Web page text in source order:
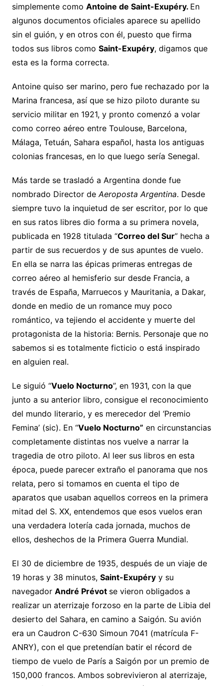
simplemente como Antoine de Saint-Exupéry. En
algunos documentos oficiales aparece su apellido
sin el guión, y en otros con él, puesto que firma
todos sus libros como Saint-Exupéry, digamos que
esta es la forma correcta.
Antoine quiso ser marino, pero fue rechazado por la
Marina francesa, así que se hizo piloto durante su
servicio militar en 1921, y pronto comenzó a volar
como correo aéreo entre Toulouse, Barcelona,
Málaga, Tetuán, Sahara español, hasta los antiguas
colonias francesas, en lo que luego sería Senegal.
Más tarde se trasladó a Argentina donde fue
nombrado Director deAeroposta Argentina. Desde
siempre tuvo la inquietud de ser escritor, por lo que
en sus ratos libres dio forma a su primera novela,
publicada en 1928 titulada “Correo del Sur” hecha a
partir de sus recuerdos y de sus apuntes de vuelo.
En ella se narra las épicas primeras entregas de
correo aéreo al hemisferio sur desde Francia, a
través de España, Marruecos y Mauritania, a Dakar,
donde en medio de un romance muy poco
romántico, va tejiendo el accidente y muerte del
protagonista de la historia: Bernis. Personaje que no
sabemos si es totalmente ficticio o está inspirado
en alguien real.
Le siguió “Vuelo Nocturno”, en 1931, con la que
junto a su anterior libro, consigue el reconocimiento
del mundo literario, y es merecedor del ‘Premio
Femina’ (sic). En “Vuelo Nocturno” en circunstancias
completamente distintas nos vuelve a narrar la
tragedia de otro piloto. Al leer sus libros en esta
época, puede parecer extraño el panorama que nos
relata, pero si tomamos en cuenta el tipo de
aparatos que usaban aquellos correos en la primera
mitad del S. XX, entendemos que esos vuelos eran
una verdadera lotería cada jornada, muchos de
ellos, deshechos de la Primera Guerra Mundial.
El 30 de diciembre de 1935, después de un viaje de
19 horas y 38 minutos, Saint-Exupéryy su
navegador André Prévot se vieron obligados a
realizar un aterrizaje forzoso en la parte de Libia del
desierto del Sahara, en camino a Saigón. Su avión
era un Caudron C-630 Simoun 7041 (matrícula F-
ANRY), con el que pretendían batir el récord de
tiempo de vuelo de París a Saigón por un premio de
150,000 francos. Ambos sobrevivieron al aterrizaje,